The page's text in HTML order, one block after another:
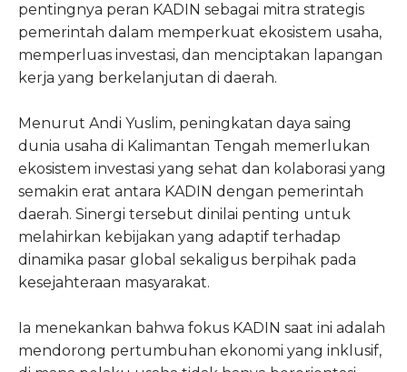
pentingnya peran KADIN sebagai mitra strategis
pemerintah dalam memperkuat ekosistem usaha,
memperluas investasi, dan menciptakan lapangan
kerja yang berkelanjutan di daerah.
Menurut Andi Yuslim, peningkatan daya saing
dunia usaha di Kalimantan Tengah memerlukan
ekosistem investasi yang sehat dan kolaborasi yang
semakin erat antara KADIN dengan pemerintah
daerah. Sinergi tersebut dinilai penting untuk
melahirkan kebijakan yang adaptif terhadap
dinamika pasar global sekaligus berpihak pada
kesejahteraan masyarakat.
Ia menekankan bahwa fokus KADIN saat ini adalah
mendorong pertumbuhan ekonomi yang inklusif,